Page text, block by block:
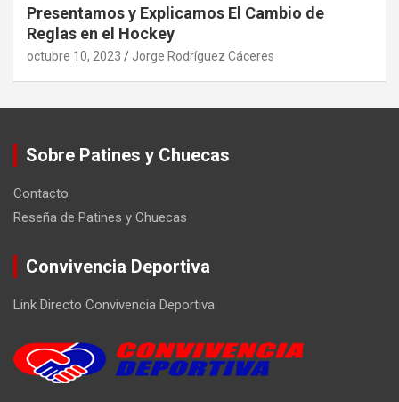
Presentamos y Explicamos El Cambio de
Reglas en el Hockey
octubre 10, 2023 Jorge Rodríguez Cáceres
Sobre Patines y Chuecas
Contacto
Reseña de Patines y Chuecas
Convivencia Deportiva
Link Directo Convivencia Deportiva